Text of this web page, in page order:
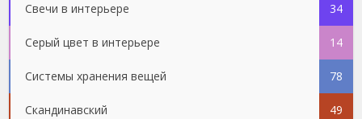
Свечи в интерьере 34
Серый цвет в интерьере 14
Системы хранения вещей 78
Скандинавский 49